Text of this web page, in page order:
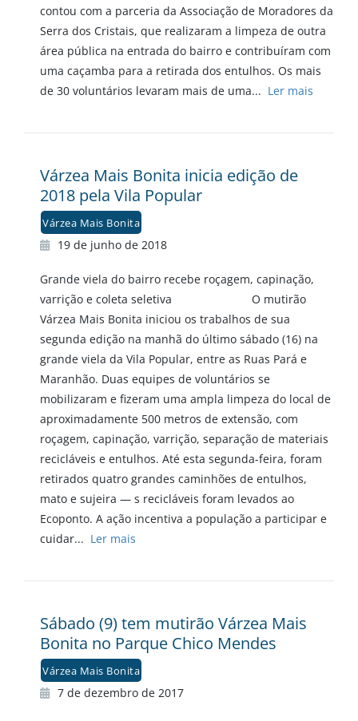
contou com a parceria da Associação de Moradores da
Serra dos Cristais, que realizaram a limpeza de outra
área pública na entrada do bairro e contribuíram com
uma caçamba para a retirada dos entulhos. Os mais
de 30 voluntários levaram mais de uma... Ler mais
Várzea Mais Bonita inicia edição de
2018 pela Vila Popular
Várzea Mais Bonita
19 de junho de 2018
Grande viela do bairro recebe roçagem, capinação,
varrição e coleta seletiva O mutirão
Várzea Mais Bonita iniciou os trabalhos de sua
segunda edição na manhã do último sábado (16) na
grande viela da Vila Popular, entre as Ruas Pará e
Maranhão. Duas equipes de voluntários se
mobilizaram e fizeram uma ampla limpeza do local de
aproximadamente 500 metros de extensão, com
roçagem, capinação, varrição, separação de materiais
recicláveis e entulhos. Até esta segunda-feira, foram
retirados quatro grandes caminhões de entulhos,
mato e sujeira — s recicláveis foram levados ao
Ecoponto. A ação incentiva a população a participar e
cuidar... Ler mais
Sábado (9) tem mutirão Várzea Mais
Bonita no Parque Chico Mendes
Várzea Mais Bonita
7 de dezembro de 2017